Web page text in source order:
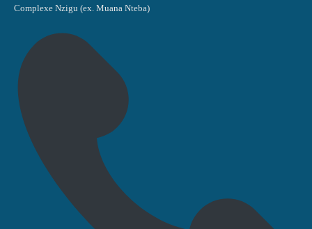
Complexe Nzigu (ex. Muana Nteba)